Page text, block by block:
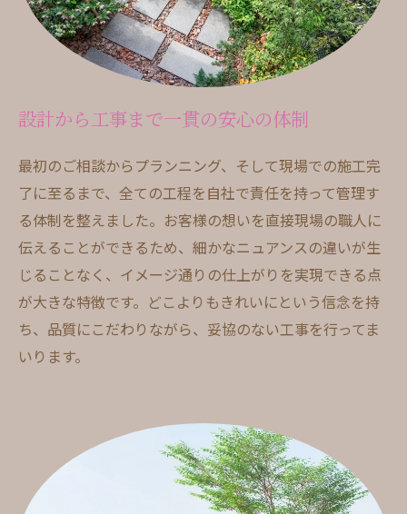
設計から工事まで一貫の安心の体制
最初のご相談からプランニング、そして現場での施工完
了に至るまで、全ての工程を自社で責任を持って管理す
る体制を整えました。お客様の想いを直接現場の職人に
伝えることができるため、細かなニュアンスの違いが生
じることなく、イメージ通りの仕上がりを実現できる点
が大きな特徴です。どこよりもきれいにという信念を持
ち、品質にこだわりながら、妥協のない工事を行ってま
いります。